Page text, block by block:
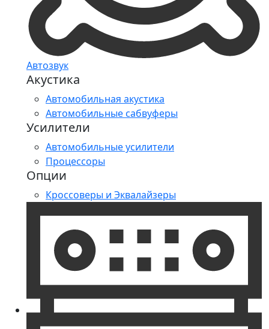
Автозвук
Акустика
Автомобильная акустика
Автомобильные сабвуферы
Усилители
Автомобильные усилители
Процессоры
Опции
Кроссоверы и Эквалайзеры